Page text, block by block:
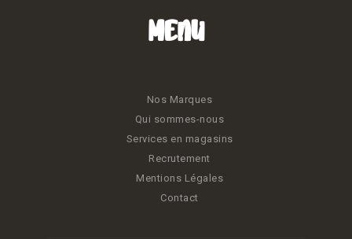
Menu
Nos Marques
Qui sommes-nous
Services en magasins
Recrutement
Mentions Légales
Contact